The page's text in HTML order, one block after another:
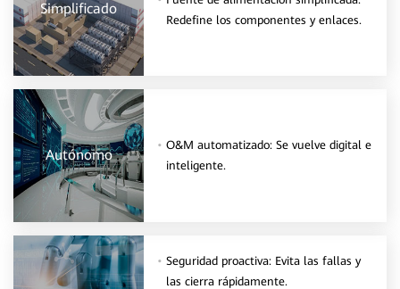
Simplificado
Redefine los componentes y enlaces.
O&M automatizado: Se vuelve digital e
inteligente.
Autónomo
Seguridad proactiva: Evita las fallas y
las cierra rápidamente.